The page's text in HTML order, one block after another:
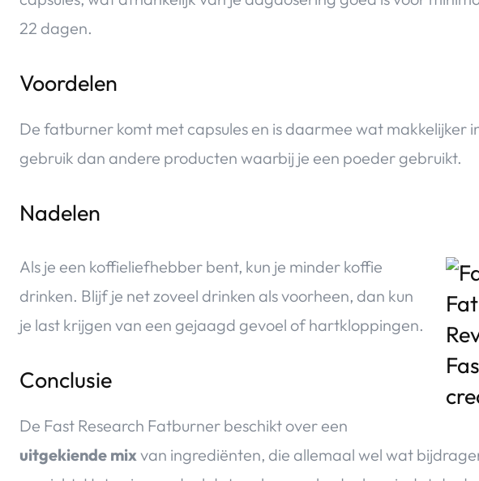
22 dagen.
Voordelen
De fatburner komt met capsules en is daarmee wat makkelijker
gebruik dan andere producten waarbij je een poeder gebruikt.
Nadelen
Als je een koffieliefhebber bent, kun je minder koffie
drinken. Blijf je net zoveel drinken als voorheen, dan kun
je last krijgen van een gejaagd gevoel of hartkloppingen.
Conclusie
De Fast Research Fatburner beschikt over een
uitgekiende mixvan ingrediënten, die allemaal wel wat